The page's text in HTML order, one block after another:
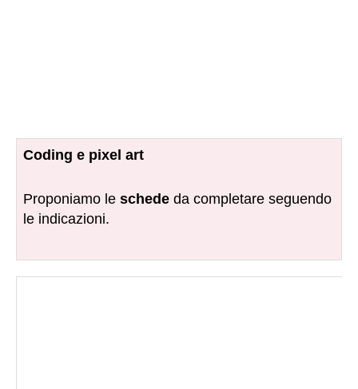
Coding e pixel art
Proponiamo le schede da completare seguendo
le indicazioni.